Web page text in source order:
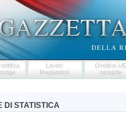
Lavori
Preparatori
Direttive
recepite
DI STATISTICA